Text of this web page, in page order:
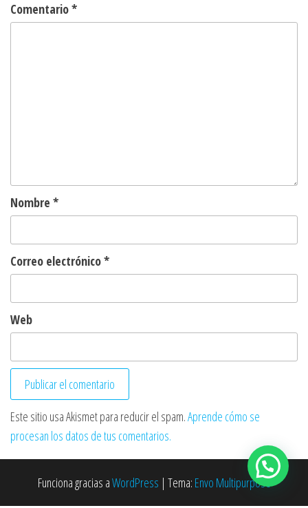
Comentario*
Nombre *
Correo electrónico*
Web
Este sitio usa Akismet para reducir el spam.Aprende cómo se
procesan los datos de tus comentarios.
Funciona gracias aWordPress | Tema: Envo Multipurpose